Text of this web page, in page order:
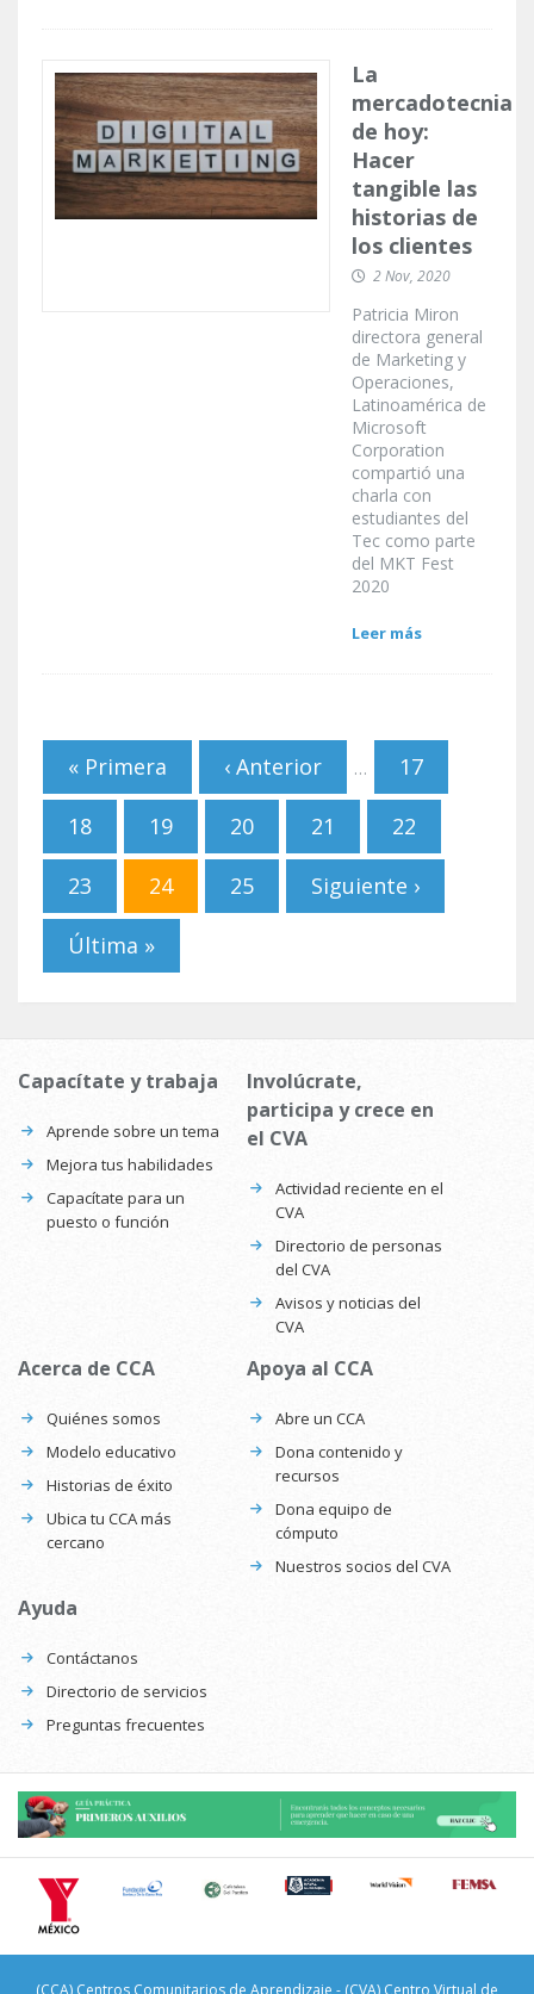
La
mercadotecnia
de hoy:
Hacer
tangible las
historias de
los clientes
2 Nov, 2020
Patricia Miron
directora general
de Marketing y
Operaciones,
Latinoamérica de
Microsoft
Corporation
compartió una
charla con
estudiantes del
Tec como parte
del MKT Fest
2020
Leer más
Páginas
« Primera ‹ Anterior … 17
18 19 20 21 22
23 24 25 Siguiente ›
Última »
Capacítate y trabaja
Aprende sobre un tema
Mejora tus habilidades
Capacítate para un
puesto o función
Involúcrate,
participa y crece en
el CVA
Actividad reciente en el
CVA
Directorio de personas
del CVA
Avisos y noticias del
CVA
Acerca de CCA
Quiénes somos
Modelo educativo
Historias de éxito
Ubica tu CCA más
cercano
Apoya al CCA
Abre un CCA
Dona contenido y
recursos
Dona equipo de
cómputo
Nuestros socios del CVA
Ayuda
Contáctanos
Directorio de servicios
Preguntas frecuentes
(CCA) Centros Comunitarios de Aprendizaje - (CVA) Centro Virtual de